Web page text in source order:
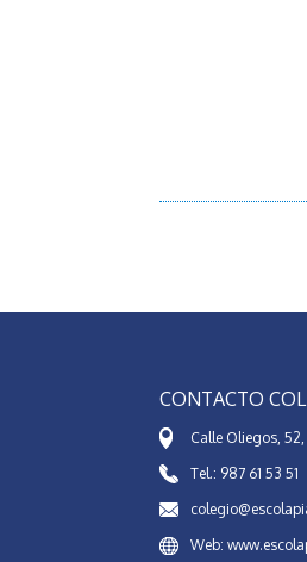
CONTACTO
Calle Oliegos,
Tel.: 987 61 53 51
Web: